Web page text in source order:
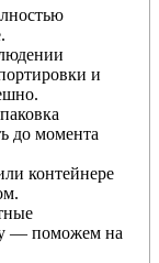
и
до момента
контейнере
— поможем на